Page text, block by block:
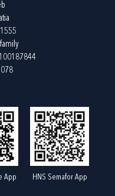
App HNS Semafor App